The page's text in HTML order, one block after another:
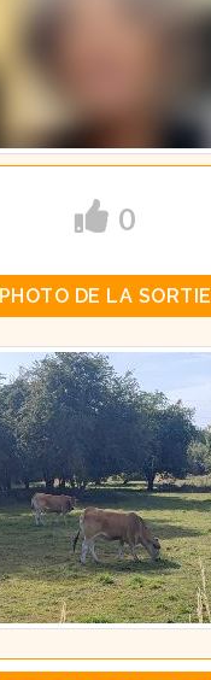
0
PHOTO DE LA SORTIE